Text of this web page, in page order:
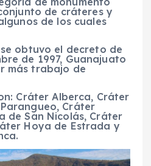
de cráteres y
de los cuales
obtuvo el decreto de
de 1997, Guanajuato
más trabajo de
Cráter Alberca, Cráter
Cráter
de San Nicolás, Cráter
Hoya de Estrada y